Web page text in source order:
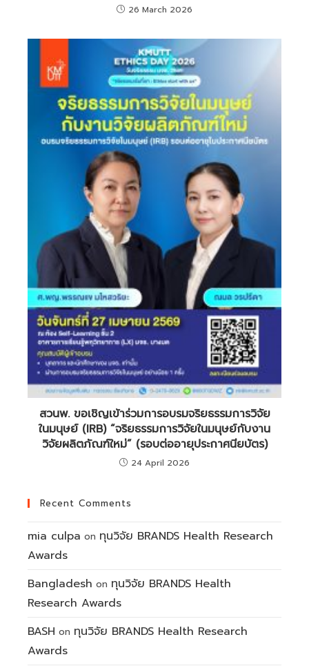
26 March 2026
สวนพ. ขอเชิญเข้าร่วมการอบรมจริยธรรมการวิจัย
ในมนุษย์ (IRB) “จริยธรรมการวิจัยในมนุษย์กับงาน
วิจัยผลิตภัณฑ์ใหม่” (รอบต่ออายุประกาศนียบัตร)
24 April 2026
Recent Comments
mia culpa on ทุนวิจัย BRANDS Health Research
Awards
Bangladesh on ทุนวิจัย BRANDS Health
Research Awards
BASH on ทุนวิจัย BRANDS Health Research
Awards